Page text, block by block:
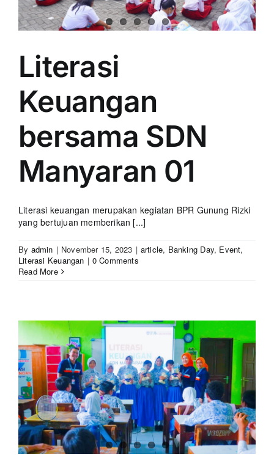
Literasi
Keuangan
bersama SDN
Manyaran 01
Literasi keuangan merupakan kegiatan BPR Gunung Rizki
yang bertujuan memberikan [...]
By admin | November 15, 2023 | article, Banking Day, Event,
Literasi Keuangan | 0 Comments
Read More